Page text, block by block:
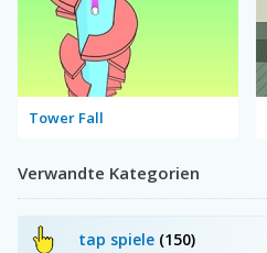
Tower Fall
Verwandte Kategorien
tap spiele (150)